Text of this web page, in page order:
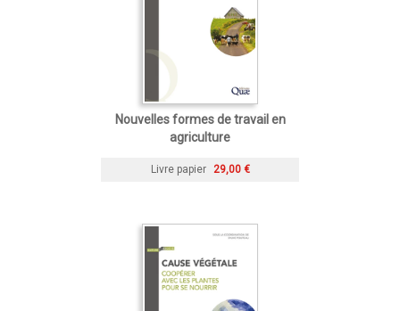
Nouvelles formes de travail en
agriculture
Livre papier 29,00 €